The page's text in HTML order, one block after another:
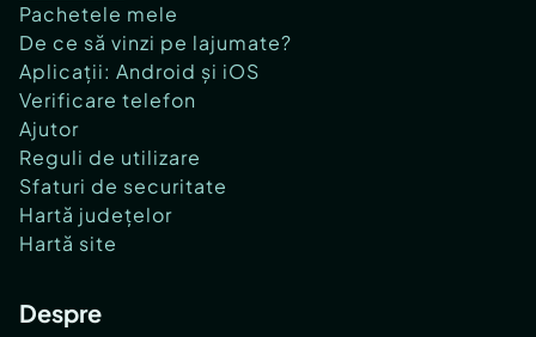
Pachetele mele
De ce să vinzi pe lajumate?
Aplicații: Android și iOS
Verificare telefon
Ajutor
Reguli de utilizare
Sfaturi de securitate
Hartă județelor
Hartă site
Despre